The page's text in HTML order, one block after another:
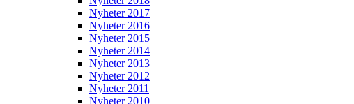
Nyheter 2017
Nyheter 2016
Nyheter 2015
Nyheter 2014
Nyheter 2013
Nyheter 2012
Nyheter 2011
Nyheter 2010